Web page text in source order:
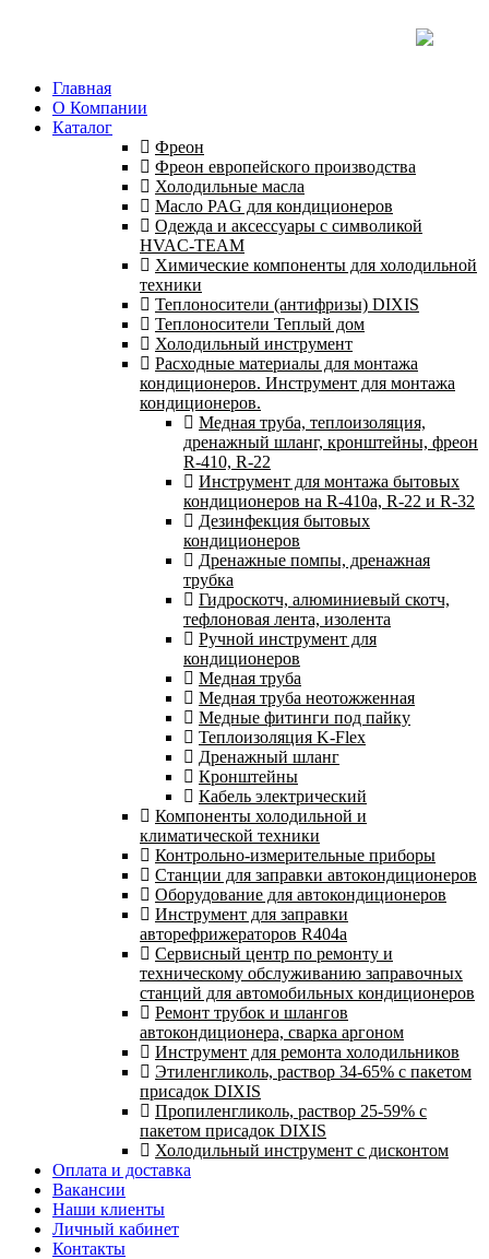
Главная
О Компании
Каталог
Фреон
Фреон европейского производства
Холодильные масла
Масло PAG для кондиционеров
Одежда и аксессуары с символикой
HVAC-TEAM
Химические компоненты для холодильной
техники
Теплоносители (антифризы) DIXIS
Теплоносители Теплый дом
Холодильный инструмент
Расходные материалы для монтажа
кондиционеров. Инструмент для монтажа
кондиционеров.
Медная труба, теплоизоляция,
дренажный шланг, кронштейны, фреон
R-410, R-22
Инструмент для монтажа бытовых
кондиционеров на R-410а, R-22 и R-32
Дезинфекция бытовых
кондиционеров
Дренажные помпы, дренажная
трубка
Гидроскотч, алюминиевый скотч,
тефлоновая лента, изолента
Ручной инструмент для
кондиционеров
Медная труба
Медная труба неотожженная
Медные фитинги под пайку
Теплоизоляция K-Flex
Дренажный шланг
Кронштейны
Кабель электрический
Компоненты холодильной и
климатической техники
Контрольно-измерительные приборы
Станции для заправки автокондиционеров
Оборудование для автокондиционеров
Инструмент для заправки
авторефрижераторов R404a
Сервисный центр по ремонту и
техническому обслуживанию заправочных
станций для автомобильных кондиционеров
Ремонт трубок и шлангов
автокондиционера, сварка аргоном
Инструмент для ремонта холодильников
Этиленгликоль, раствор 34-65% с пакетом
присадок DIXIS
Пропиленгликоль, раствор 25-59% с
пакетом присадок DIXIS
Холодильный инструмент с дисконтом
Оплата и доставка
Вакансии
Наши клиенты
Личный кабинет
Контакты